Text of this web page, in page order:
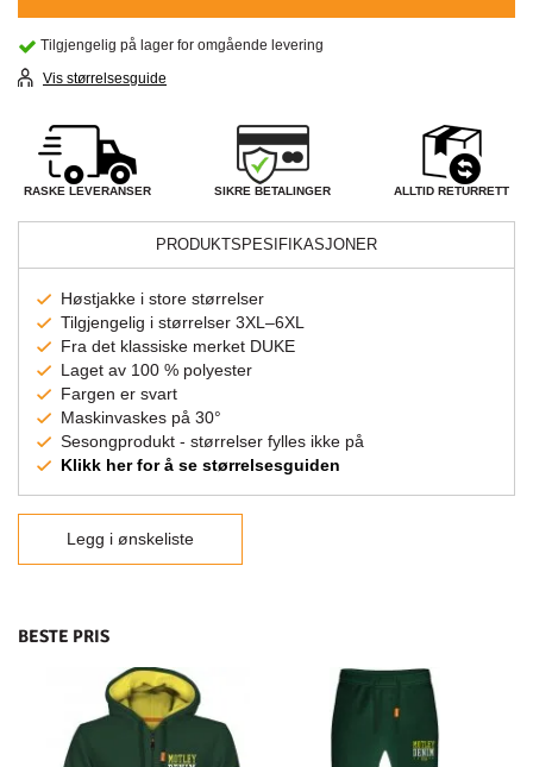
Tilgjengelig på lager for omgående levering
Vis størrelsesguide
RASKE LEVERANSER SIKRE BETALINGER ALLTID RETURRETT
PRODUKTSPESIFIKASJONER
Høstjakke i store størrelser
Tilgjengelig i størrelser 3XL–6XL
Fra det klassiske merket DUKE
Laget av 100 % polyester
Fargen er svart
Maskinvaskes på 30°
Sesongprodukt - størrelser fylles ikke på
Klikk her for å se størrelsesguiden
Legg i ønskeliste
BESTE PRIS